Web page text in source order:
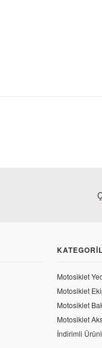
Motosiklet
Motosiklet
Motosiklet
Motosiklet
İndirimli